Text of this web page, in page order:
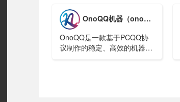
OnoQQ机器（onoqq机器人官网）
OnoQQ是一款基于PCQQ协
议制作的稳定、高效的机器人